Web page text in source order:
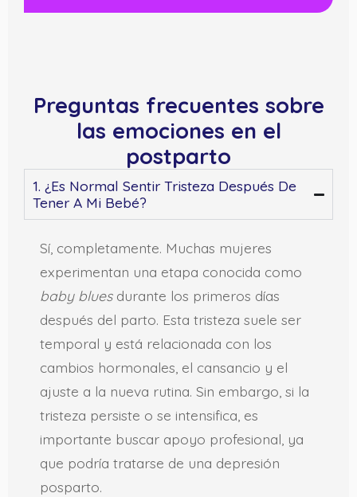
Preguntas frecuentes sobre
las emociones en el
postparto
1. ¿Es Normal Sentir Tristeza Después De
Tener A Mi Bebé?
Sí, completamente. Muchas mujeres
experimentan una etapa conocida como
baby bluesdurante los primeros días
después del parto. Esta tristeza suele ser
temporal y está relacionada con los
cambios hormonales, el cansancio y el
ajuste a la nueva rutina. Sin embargo, si la
tristeza persiste o se intensifica, es
importante buscar apoyo profesional, ya
que podría tratarse de una depresión
posparto.